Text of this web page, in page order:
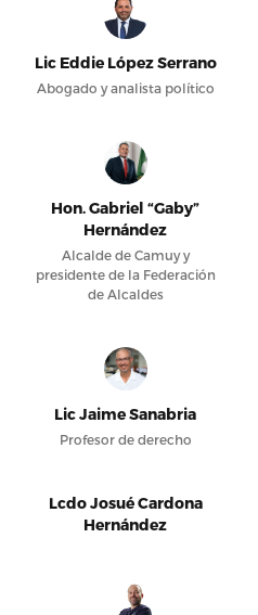
Lic Eddie López Serrano
Abogado y analista político
Hon. Gabriel “Gaby”
Hernández
Alcalde de Camuy y
presidente de la Federación
de Alcaldes
Lic Jaime Sanabria
Profesor de derecho
Lcdo Josué Cardona
Hernández